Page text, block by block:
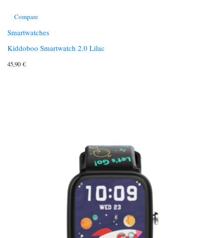
Compare
Smartwatches
Kiddoboo Smartwatch 2.0 Lilac
45,90 €